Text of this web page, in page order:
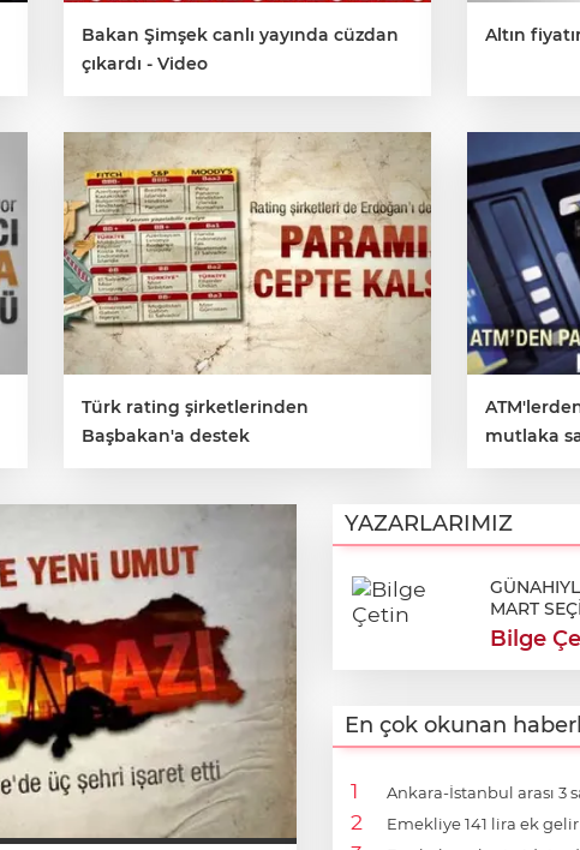
Bakan Şimşek canlı yayında cüzdan
çıkardı - Video
Altın
Türk rating şirketlerinden
Başbakan'a destek
mutlaka
YAZARLARIMIZ
SEVABIYLA 30
SEÇİMLERİ
Çetin
MART
Bilge
En çok okunan
Ankara-İstanbul arası 3
Emekliye 141 lira ek gelir